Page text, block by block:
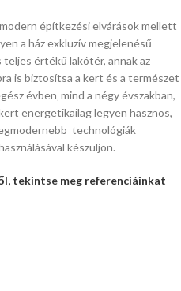
építkezési elvárások mellett
a ház exkluzív megjelenésű
teljes értékű lakótér, annak az
is biztosítsa a kert és a természet
évben mind a négy évszakban,
energetikailag legyen hasznos,
technológiák
készüljön.
tekintse meg referenciáinkat